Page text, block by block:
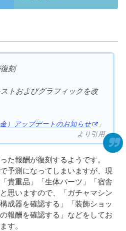
刻
トおよびグラフィックを改
）アップデートのお知らせ
」
より引用
た報酬が復刻するようです。
予測になってしまいますが、現
貴重品」「生体パーツ」「宿舎
思いますので、「ガチャマシン
成器を確認する」「装飾ショッ
報酬を確認する」などをしてお
す。